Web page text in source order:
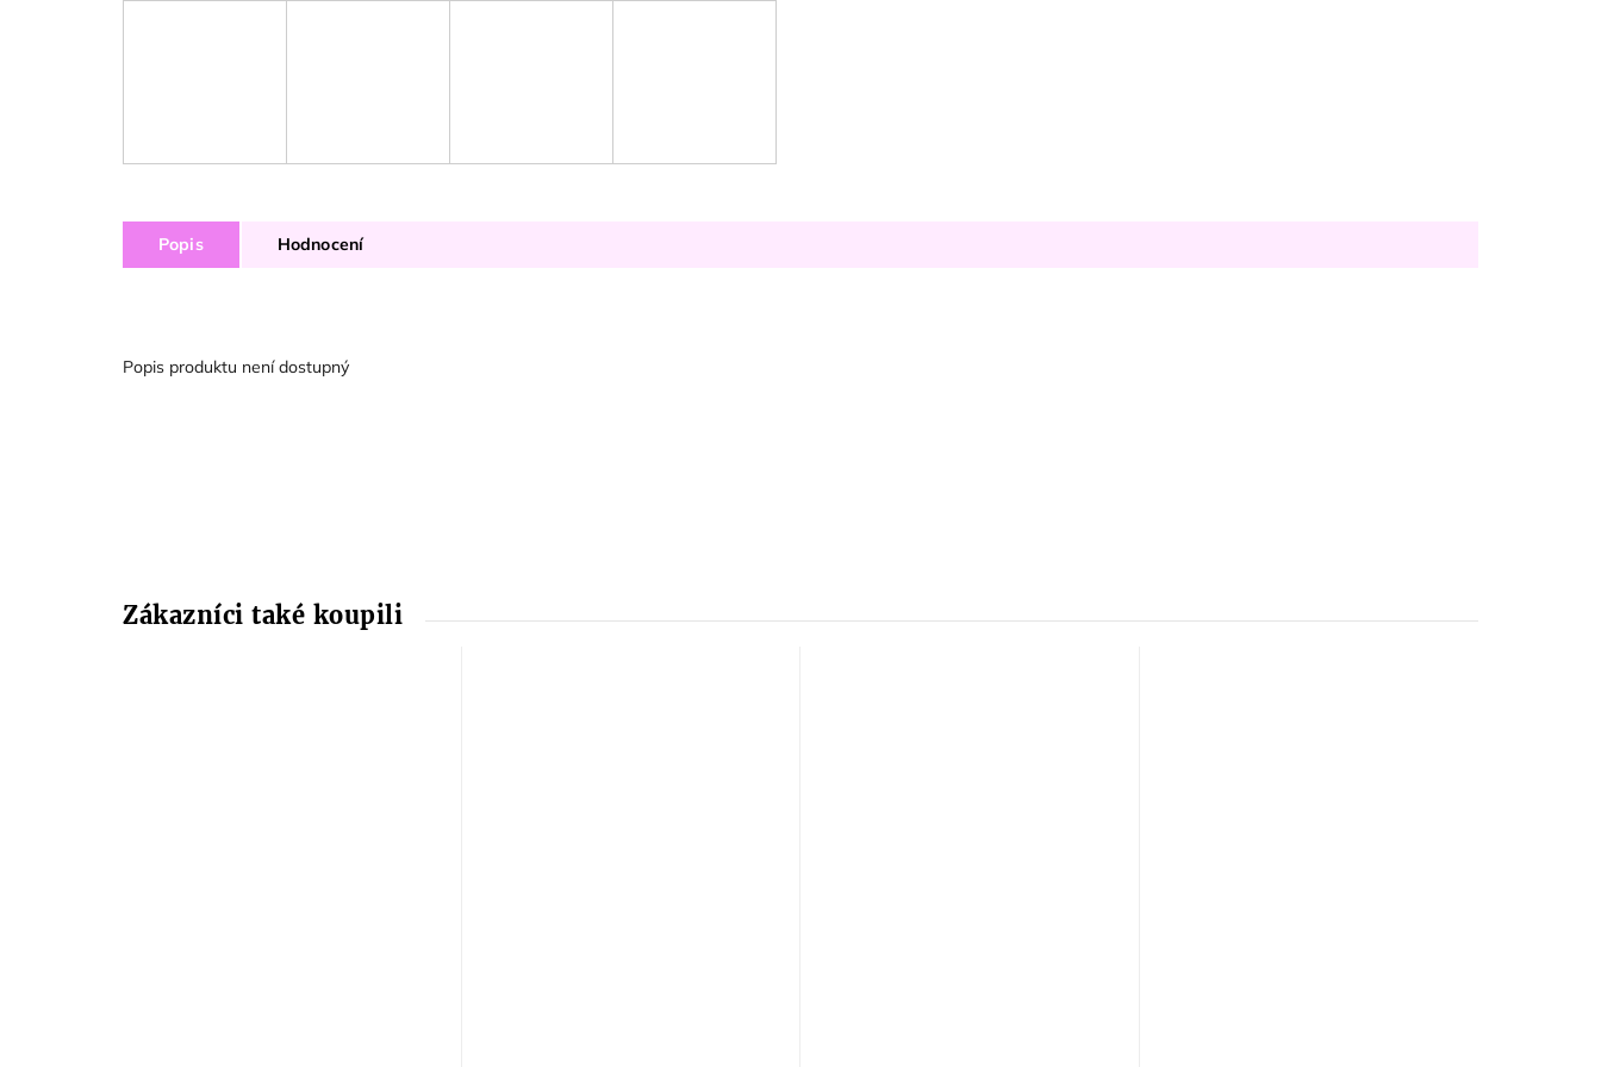
Popis Hodnocení
Popis produktu není dostupný